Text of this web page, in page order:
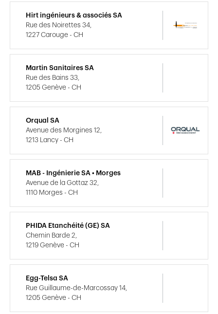
Hirt ingénieurs & associés SA
Rue des Noirettes 34,
1227 Carouge - CH
Martin Sanitaires SA
Rue des Bains 33,
1205 Genève - CH
Orqual SA
Avenue des Morgines 12,
1213 Lancy - CH
MAB - Ingénierie SA • Morges
Avenue de la Gottaz 32,
1110 Morges - CH
PHIDA Etanchéité (GE) SA
Chemin Barde 2,
1219 Genève - CH
Egg-Telsa SA
Rue Guillaume-de-Marcossay 14,
1205 Genève - CH